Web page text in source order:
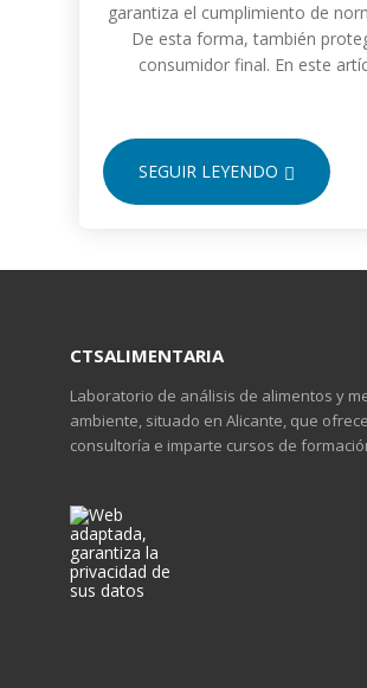
garantiza el cumplimiento de
De esta forma, también
consumidor final. En este
SEGUIR LEYENDO
CTSALIMENTARIA
Laboratorio de análisis de alimentos y
ambiente, situado en Alicante, que
consultoría e imparte cursos de